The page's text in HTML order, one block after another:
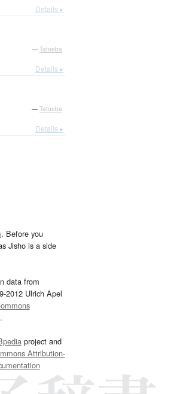
Details ▸
— Tatoeba
Details ▸
— Tatoeba
Details ▸
. Before you
Jisho is a side
data from
2012 Ulrich Apel
project and
Attribution-